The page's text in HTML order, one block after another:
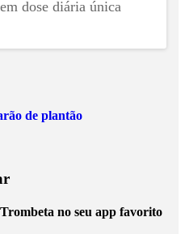
dose diária única
de plantão
no seu app favorito